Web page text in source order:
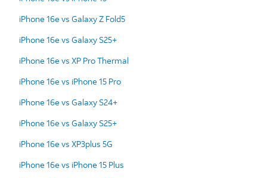
iPhone 16e vs Galaxy Z Fold5
iPhone 16e vs Galaxy S25+
iPhone 16e vs XP Pro Thermal
iPhone 16e vs iPhone 15 Pro
iPhone 16e vs Galaxy S24+
iPhone 16e vs Galaxy S25+
iPhone 16e vs XP3plus 5G
iPhone 16e vs iPhone 15 Plus